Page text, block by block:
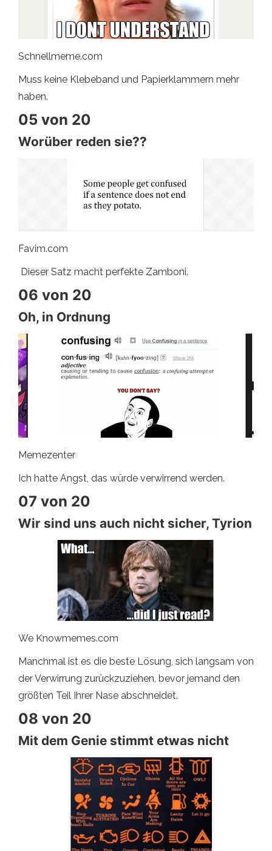
Schnellmeme.com
Muss keine Klebeband und Papierklammern mehr
haben.
05 von 20
Worüber reden sie??
Favim.com
Dieser Satz macht perfekte Zamboni.
06 von 20
Oh, in Ordnung
Memezenter
Ich hatte Angst, das würde verwirrend werden.
07 von 20
Wir sind uns auch nicht sicher, Tyrion
We Knowmemes.com
Manchmal ist es die beste Lösung, sich langsam von
der Verwirrung zurückzuziehen, bevor jemand den
größten Teil Ihrer Nase abschneidet.
08 von 20
Mit dem Genie stimmt etwas nicht